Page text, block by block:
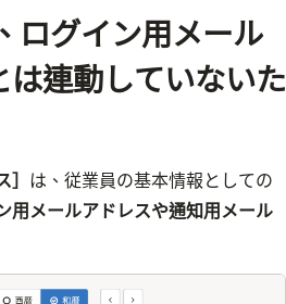
ログイン用メール
連動していないた
は、従業員の基本情報としての
用メールアドレスや通知用メール